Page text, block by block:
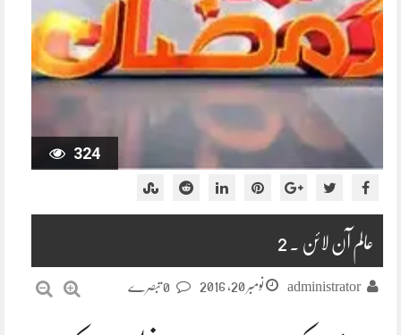
324
عالم آن لائن ۔ 2
administrator نومبر 20, 2016